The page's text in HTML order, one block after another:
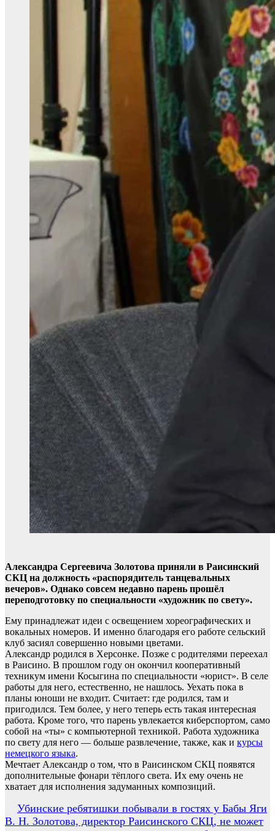
Александра Сергеевича Золотова приняли в Раисинский
СКЦ на должность «распорядитель танцевальных
вечеров». Однако совсем недавно парень прошёл
переподготовку по специальности «художник по свету».
Ему принадлежат идеи с освещением хореографических и
вокальных номеров. И именно благодаря его работе сельский
клуб засиял совершенно новыми цветами.
Александр родился в Херсонке. Позже с родителями переехал
в Раисино. В прошлом году он окончил кооперативный
техникум имени Косыгина по специальности «юрист». В селе
работы для него, естественно, не нашлось. Уехать пока в
планы юноши не входит. Считает: где родился, там и
пригодился. Тем более, у него теперь есть такая интересная
работа. Кроме того, что парень увлекается киберспортом, само
собой на «ты» с компьютерной техникой. Работа художника
по свету для него — больше развлечение, также, как и курсы
немецкого языка.
Мечтает Александр о том, что в Раисинском СКЦ появятся
дополнительные фонари тёплого света. Их ему очень не
хватает для исполнения задуманных композиций.
Навигация
по
Убинские ребятишки побывали в гостях у Бабы Яги
В. Н. Золотова, директор Раисинского СКЦ, не может